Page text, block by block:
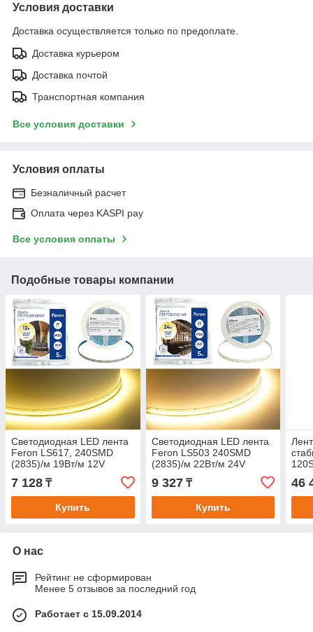
Условия доставки
Доставка осуществляется только по предоплате.
Доставка курьером
Доставка почтой
Транспортная компания
Все условия доставки
Условия оплаты
Безналичный расчет
Оплата через KASPI pay
Все условия оплаты
Подобные товары компании
Светодиодная LED лента
Feron LS617, 240SMD
(2835)/м 19Вт/м 12V
5000*10*1.22мм 3000К,
IP20
7 128 ₸
Купить
Светодиодная LED лента
Feron LS503 240SMD
(2835)/м 22Вт/м 24V
5000*10*1.22мм 3000К,
IP20
9 327₸
Купить
46
О нас
Рейтинг не сформирован
Менее 5 отзывов за последний год
Работает с 15.09.2014